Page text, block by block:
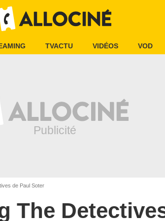
TVACTU VIDÉOS VOD
de Paul Soter
The